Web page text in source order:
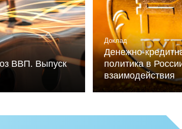
ВВП. Выпуск
Доклад
Денежно-
политика в
взаимодействия